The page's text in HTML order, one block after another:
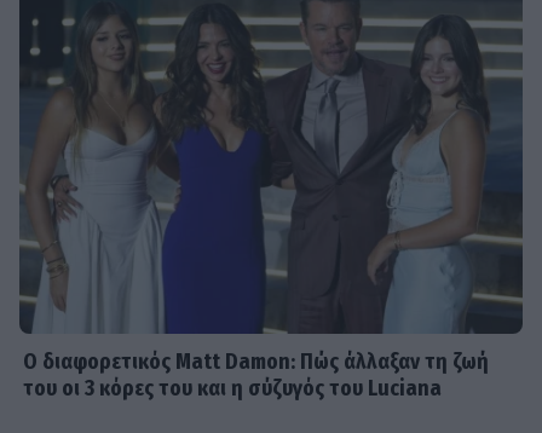
Ο διαφορετικός Matt Damon: Πώς άλλαξαν τη ζωή
του οι 3 κόρες του και η σύζυγός του Luciana